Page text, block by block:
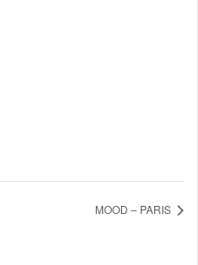
MOOD – PARIS